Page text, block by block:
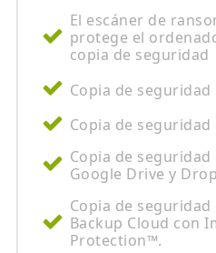
El escáner de
protege el
copia de seguridad
Copia de seguridad
Copia de seguridad
Copia de seguridad
Google Drive y
Copia de
Backup Cloud con
Protection™.